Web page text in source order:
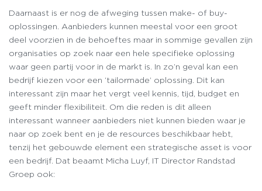
Daarnaast is er nog de afweging tussen make- of buy-
oplossingen. Aanbieders kunnen meestal voor een groot
deel voorzien in de behoeftes maar in sommige gevallen zijn
organisaties op zoek naar een hele specifieke oplossing
waar geen partij voor in de markt is. In zo’n geval kan een
bedrijf kiezen voor een ‘tailormade’ oplossing. Dit kan
interessant zijn maar het vergt veel kennis, tijd, budget en
geeft minder flexibiliteit. Om die reden is dit alleen
interessant wanneer aanbieders niet kunnen bieden waar je
naar op zoek bent en je de resources beschikbaar hebt,
tenzij het gebouwde element een strategische asset is voor
een bedrijf. Dat beaamt Micha Luyf, IT Director Randstad
Groep ook: